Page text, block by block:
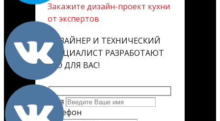
Закажите дизайн-проект кухни
от экспертов
ДИЗАЙНЕР И ТЕХНИЧЕСКИЙ
СПЕЦИАЛИСТ РАЗРАБОТАЮТ
ЕГО ДЛЯ ВАС!
Имя
Телефон